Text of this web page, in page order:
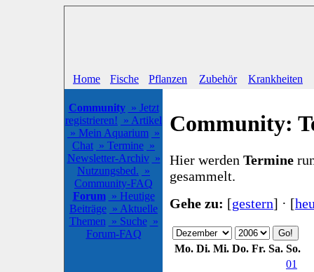
Home Fische Pflanzen Zubehör Krankheiten
Community » Jetzt
registrieren! » Artikel
» Mein Aquarium »
Chat » Termine »
Newsletter-Archiv »
Nutzungsbed. »
Community-FAQ
Forum » Heutige
Beiträge » Aktuelle
Themen » Suche »
Forum-FAQ
Community:
Hier werden Termine
gesammelt.
Gehe zu: [gestern] · [
Mo. Di. Mi. Do. Fr. Sa. So.
01